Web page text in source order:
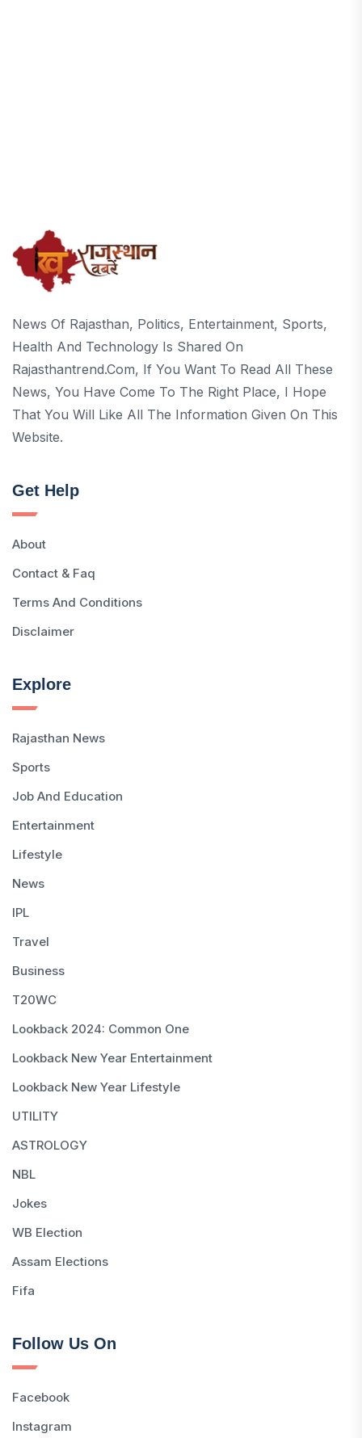
News Of Rajasthan, Politics, Entertainment, Sports,
Health And Technology Is Shared On
Rajasthantrend.com, If You Want To Read All These
News, You Have Come To The Right Place, I Hope
That You Will Like All The Information Given On This
Website.
Get Help
About
Contact & Faq
Terms And Conditions
Disclaimer
Explore
Rajasthan News
Sports
Job And Education
Entertainment
Lifestyle
News
IPL
Travel
Business
T20WC
Lookback 2024: Common One
Lookback New Year Entertainment
Lookback New Year Lifestyle
UTILITY
ASTROLOGY
NBL
Jokes
WB Election
Assam Elections
Fifa
Follow Us On
Facebook
Instagram